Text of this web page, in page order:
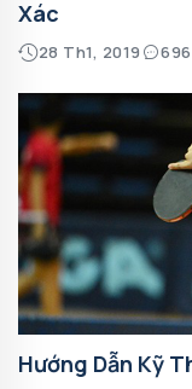
Xác
28 Th1, 2019
Hướng Dẫn Kỹ